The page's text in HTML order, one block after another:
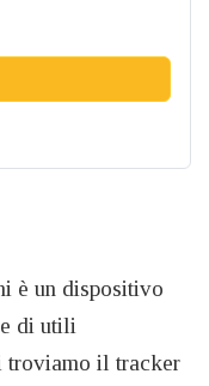
è un dispositivo
di utili
troviamo il tracker